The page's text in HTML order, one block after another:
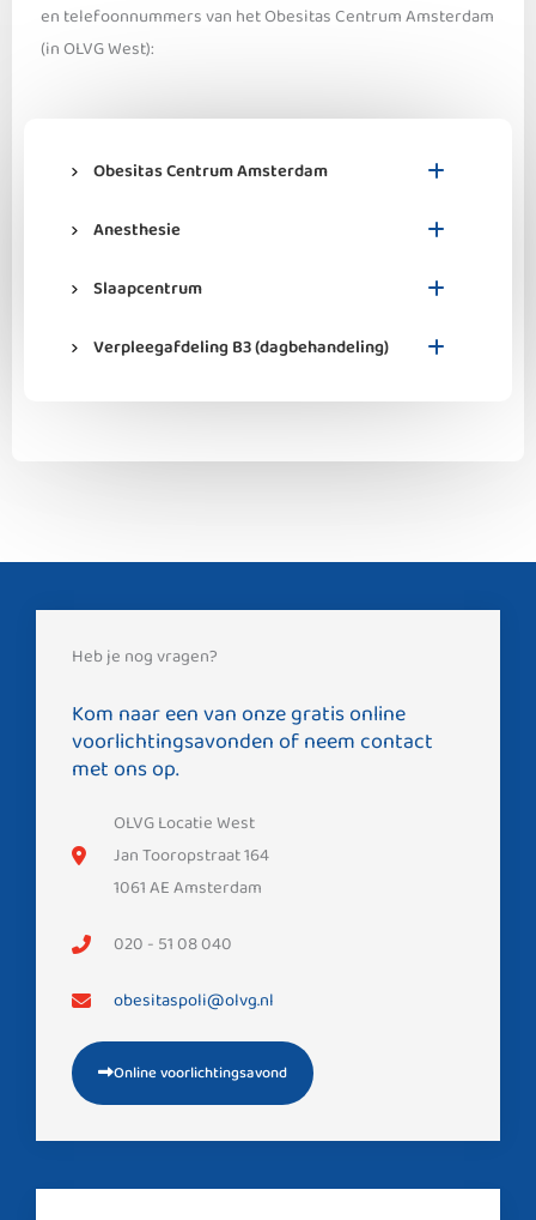
en telefoonnummers van het Obesitas Centrum Amsterdam
(in OLVG West):
Obesitas Centrum Amsterdam
Anesthesie
Slaapcentrum
Verpleegafdeling B3 (dagbehandeling)
Heb je nog vragen?
Kom naar een van onze gratis online
voorlichtingsavonden of neem contact
met ons op.
OLVG Locatie West
Jan Tooropstraat 164
1061 AE Amsterdam
020 - 51 08 040
obesitaspoli@olvg.nl
Online voorlichtingsavond